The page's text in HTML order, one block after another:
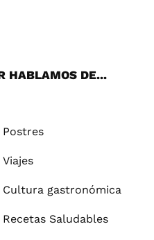
HABLAMOS DE...
Postres
Viajes
Cultura gastronómica
Recetas Saludables